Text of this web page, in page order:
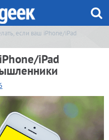
если ваш iPhone/iPad
iPad